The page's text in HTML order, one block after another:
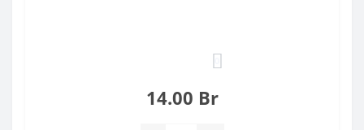
14.00 Br